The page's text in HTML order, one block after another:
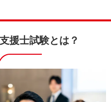
援士試験とは？